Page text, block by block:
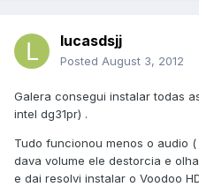
lucasdsjj
Posted August 3, 2012
Galera consegui instalar todas
intel dg31pr) .
Tudo funcionou menos o audio
dava volume ele destorcia e
e dai resolvi instalar o Voodoo